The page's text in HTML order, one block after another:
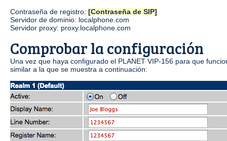
Contraseña de registro: [Contraseña de SIP]
Servidor de dominio: localphone.com
Servidor proxy: proxy.localphone.com
Comprobar la configuración
Una vez que haya configurado el PLANET VIP-156 para que
similar a la que se muestra a continuación: